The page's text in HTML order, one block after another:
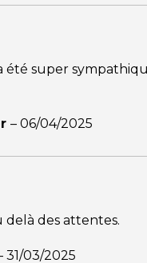
été super
– 06/04/2025
des attentes.
31/03/2025